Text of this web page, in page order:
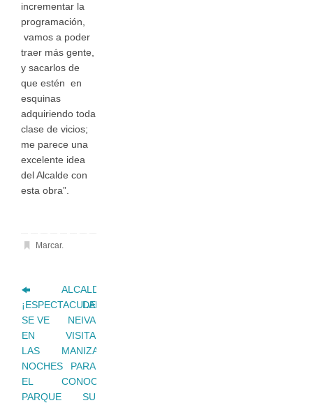
incrementar la
programación,
vamos a poder
traer más gente,
y sacarlos de
que estén en
esquinas
adquiriendo toda
clase de vicios;
me parece una
excelente idea
del Alcalde con
esta obra”.
Marcar.
¡ESPECTACULAR!
SE VE
EN
LAS
NOCHES
EL
PARQUE
ALCALDE
DE
NEIVA
VISITA
MANIZALES
PARA
CONOCER
SU